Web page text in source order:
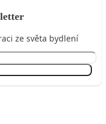
ze světa bydlení